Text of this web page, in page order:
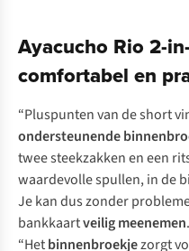
Ayacucho Rio 2-
comfortabel en
“Pluspunten van de short
ondersteunende
twee steekzakken en een
waardevolle spullen, in de
Je kan dus zonder
bankkaartveilig meenemen
“Hetbinnenbroekjezorgt